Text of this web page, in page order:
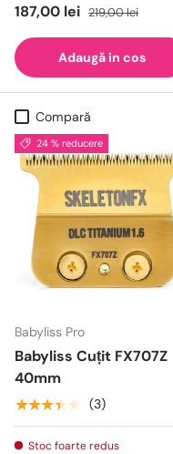
187,00 lei 219,00 lei
Adaugă in cos
Compară
24 % reducere
Babyliss Pro
Babyliss Cuțit FX707Z
40mm
★★★★★ (3)
Stoc foarte redus